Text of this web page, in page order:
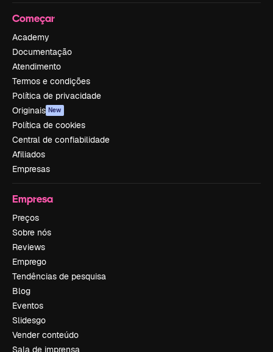
Começar
Academy
Documentação
Atendimento
Termos e condições
Política de privacidade
Originais New
Política de cookies
Central de confiabilidade
Afiliados
Empresas
Empresa
Preços
Sobre nós
Reviews
Emprego
Tendências de pesquisa
Blog
Eventos
Slidesgo
Vender conteúdo
Sala de imprensa